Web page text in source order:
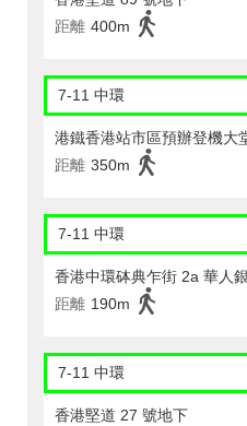
距離 400m
7-11 中環
港鐵香港站市區預辦登機大
距離 350m
7-11 中環
香港中環砵典乍街 2a 華人
距離 190m
7-11 中環
香港堅道 27 號地下